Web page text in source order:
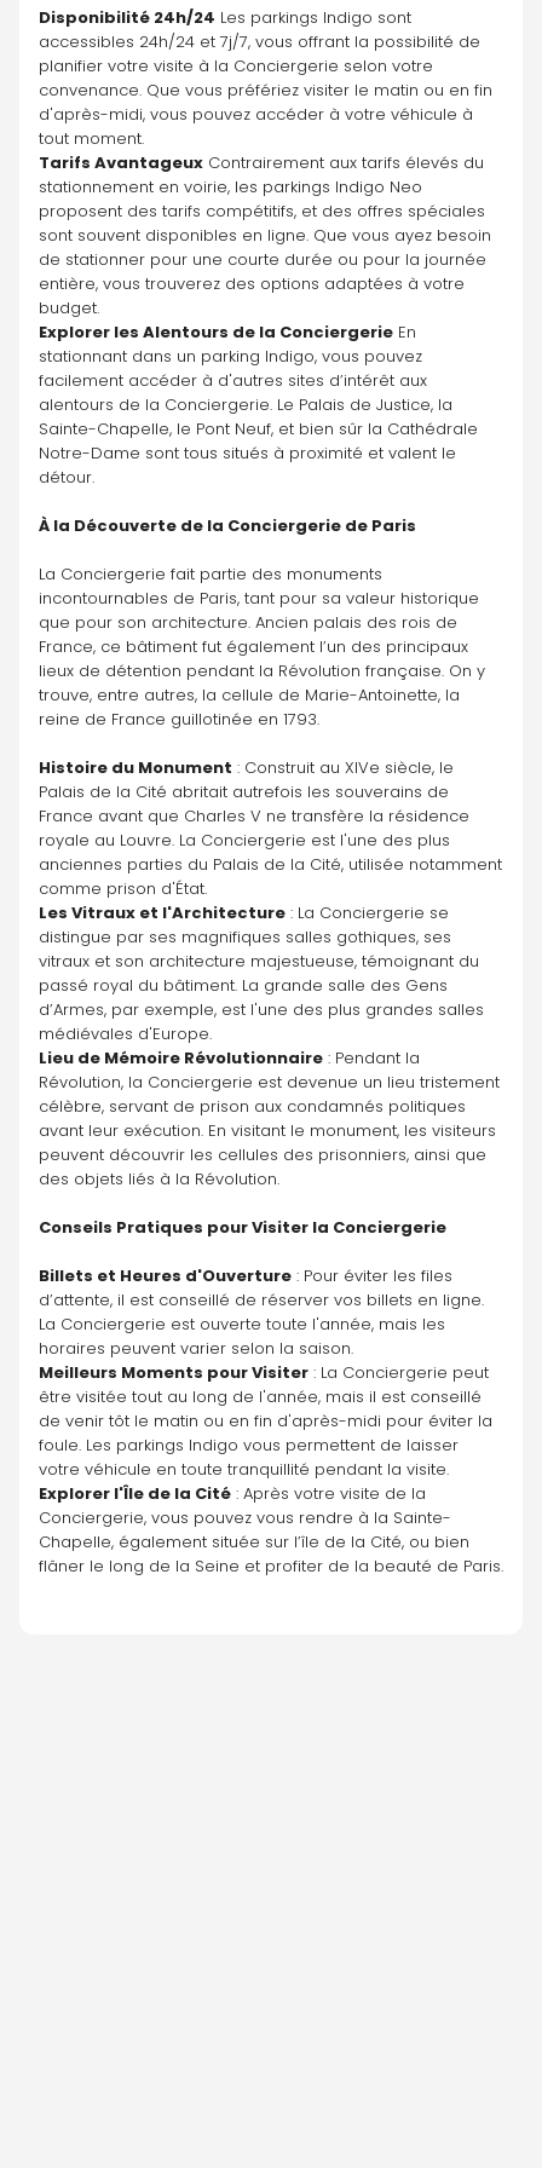
Disponibilité 24h/24 Les parkings Indigo sont
accessibles 24h/24 et 7j/7, vous offrant la possibilité de
planifier votre visite à la Conciergerie selon votre
convenance. Que vous préfériez visiter le matin ou en fin
d'après-midi, vous pouvez accéder à votre véhicule à
tout moment.
Tarifs Avantageux Contrairement aux tarifs élevés du
stationnement en voirie, les parkings Indigo Neo
proposent des tarifs compétitifs, et des offres spéciales
sont souvent disponibles en ligne. Que vous ayez besoin
de stationner pour une courte durée ou pour la journée
entière, vous trouverez des options adaptées à votre
budget.
Explorer les Alentours de la Conciergerie En
stationnant dans un parking Indigo, vous pouvez
facilement accéder à d'autres sites d’intérêt aux
alentours de la Conciergerie. Le Palais de Justice, la
Sainte-Chapelle, le Pont Neuf, et bien sûr la Cathédrale
Notre-Dame sont tous situés à proximité et valent le
détour.
À la Découverte de la Conciergerie de Paris
La Conciergerie fait partie des monuments
incontournables de Paris, tant pour sa valeur historique
que pour son architecture. Ancien palais des rois de
France, ce bâtiment fut également l’un des principaux
lieux de détention pendant la Révolution française. On y
trouve, entre autres, la cellule de Marie-Antoinette, la
reine de France guillotinée en 1793.
Histoire du Monument : Construit au XIVe siècle, le
Palais de la Cité abritait autrefois les souverains de
France avant que Charles V ne transfère la résidence
royale au Louvre. La Conciergerie est l'une des plus
anciennes parties du Palais de la Cité, utilisée notamment
comme prison d'État.
Les Vitraux et l'Architecture : La Conciergerie se
distingue par ses magnifiques salles gothiques, ses
vitraux et son architecture majestueuse, témoignant du
passé royal du bâtiment. La grande salle des Gens
d’Armes, par exemple, est l'une des plus grandes salles
médiévales d'Europe.
Lieu de Mémoire Révolutionnaire : Pendant la
Révolution, la Conciergerie est devenue un lieu tristement
célèbre, servant de prison aux condamnés politiques
avant leur exécution. En visitant le monument, les visiteurs
peuvent découvrir les cellules des prisonniers, ainsi que
des objets liés à la Révolution.
Conseils Pratiques pour Visiter la Conciergerie
Billets et Heures d'Ouverture : Pour éviter les files
d’attente, il est conseillé de réserver vos billets en ligne.
La Conciergerie est ouverte toute l'année, mais les
horaires peuvent varier selon la saison.
Meilleurs Moments pour Visiter : La Conciergerie peut
être visitée tout au long de l'année, mais il est conseillé
de venir tôt le matin ou en fin d'après-midi pour éviter la
foule. Les parkings Indigo vous permettent de laisser
votre véhicule en toute tranquillité pendant la visite.
Explorer l'Île de la Cité : Après votre visite de la
Conciergerie, vous pouvez vous rendre à la Sainte-
Chapelle, également située sur l’île de la Cité, ou bien
flâner le long de la Seine et profiter de la beauté de Paris.